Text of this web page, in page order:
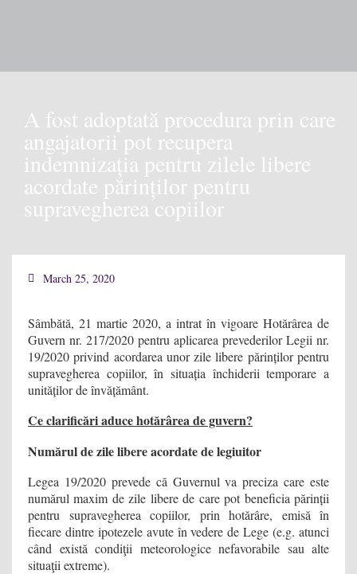
A fost adoptată procedura prin care
angajatorii pot recupera
indemnizația pentru zilele libere
acordate părinților pentru
supravegherea copiilor
March 25, 2020
Sâmbătă, 21 martie 2020, a intrat în vigoare Hotărârea de
Guvern nr. 217/2020 pentru aplicarea prevederilor Legii nr.
19/2020 privind acordarea unor zile libere părinților pentru
supravegherea copiilor, în situația închiderii temporare a
unităților de învățământ.
Ce clarificări aduce hotărârea de guvern?
Numărul de zile libere acordate de legiuitor
Legea 19/2020 prevede că Guvernul va preciza care este
numărul maxim de zile libere de care pot beneficia părinții
pentru supravegherea copiilor, prin hotărâre, emisă în
fiecare dintre ipotezele avute în vedere de Lege (e.g. atunci
când există condiţii meteorologice nefavorabile sau alte
situaţii extreme).